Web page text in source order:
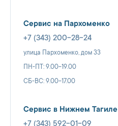
Сервис на Пархоменко
+7 (343) 200-28-24
улица Пархоменко, дом 33
ПН-ПТ: 9.00-19.00
СБ-ВС: 9.00-17.00
Сервис в Нижнем Тагиле
+7 (343) 592-01-09